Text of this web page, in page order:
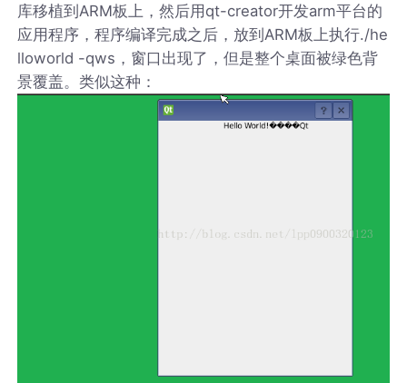
库移植到ARM板上，然后用qt-creator开发arm平台的
应用程序，程序编译完成之后，放到ARM板上执行./he
lloworld -qws，窗口出现了，但是整个桌面被绿色背
景覆盖。类似这种：